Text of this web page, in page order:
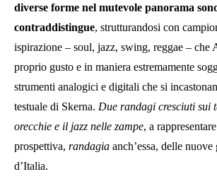
diverse forme nel mutevole panorama
contraddistingue, strutturandosi con
ispirazione – soul, jazz, swing, reggae – che
proprio gusto e in maniera estremamente
strumenti analogici e digitali che si
testuale di Skerna. Due randagi cresciuti sui
orecchie e il jazz nelle zampe, a
prospettiva, randagia anch’essa, delle nuove
d’Italia.